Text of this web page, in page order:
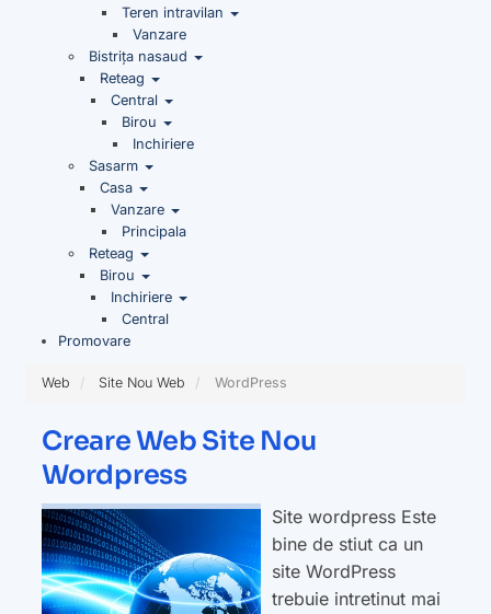
Teren intravilan
Vanzare
Bistrița nasaud
Reteag
Central
Birou
Inchiriere
Sasarm
Casa
Vanzare
Principala
Reteag
Birou
Inchiriere
Central
Promovare
Web Site Nou Web WordPress
Creare Web Site Nou
Wordpress
Site wordpress Este
bine de stiut ca un
site WordPress
trebuie intretinut mai